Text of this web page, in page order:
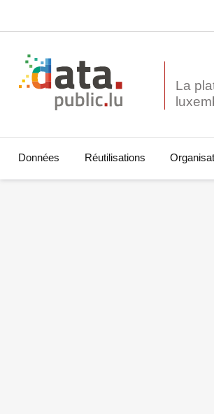
La
Données Réutilisations